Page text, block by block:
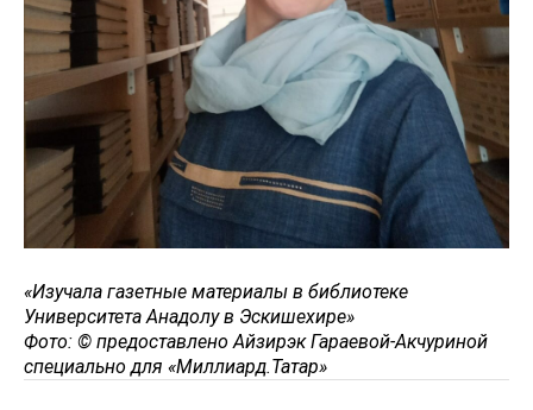
«Изучала газетные материалы в библиотеке
Университета Анадолу в Эскишехире​​​​​​»
Фото: © предоставлено Айзирэк Гараевой-Акчуриной
специально для «Миллиард.Татар»